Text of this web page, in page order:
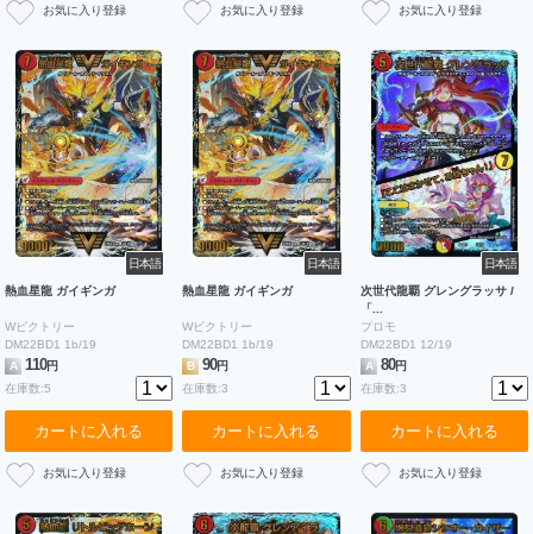
日本語
熱血星龍 ガイギンガ
Wビクトリー
DM22BD1 1b/19
A
110円
在庫数:5
カートに入れる
日本語
熱血星龍 ガイギンガ
Wビクトリー
DM22BD1 1b/19
B
90円
在庫数:3
カートに入れる
日本語
次世代龍覇 グレングラッサ /
「...
プロモ
DM22BD1 12/19
A 80円
在庫数:3
カートに入れる